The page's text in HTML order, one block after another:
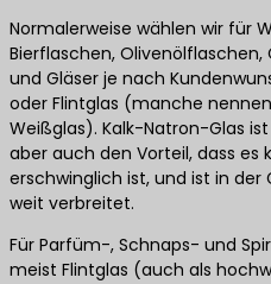
Normalerweise wählen wir für
Bierflaschen, Olivenölflaschen,
und Gläser je nach
oder Flintglas (manche
Weißglas). Kalk-Natron-Glas
aber auch den Vorteil, dass es
erschwinglich ist, und ist in der
weit verbreitet.
Für Parfüm-, Schnaps- und
meist Flintglas (auch als